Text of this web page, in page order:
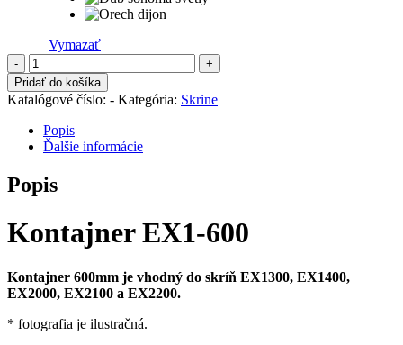
Vymazať
množstvo
Kontajner
EX1-
600
Pridať do košíka
Katalógové číslo: - Kategória: Skrine
Popis
Ďalšie informácie
Popis
Kontajner EX1-600
Kontajner 600mm je vhodný do skríň EX1300, EX1400,
EX2000, EX2100 a EX2200.
* fotografia je ilustračná.